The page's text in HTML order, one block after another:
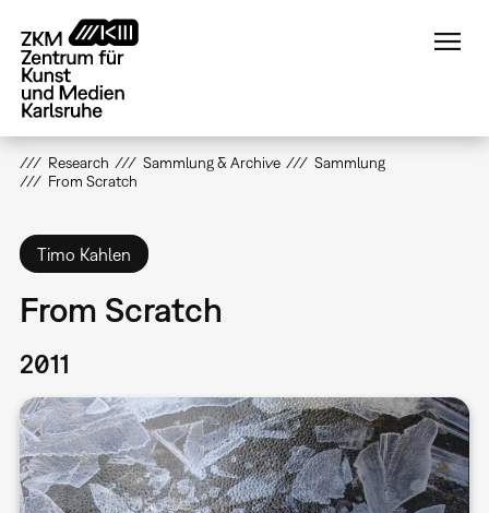
zum
Inhalt
Research Sammlung & Archive
Sammlung
From Scratch
Timo Kahlen
From Scratch
2011